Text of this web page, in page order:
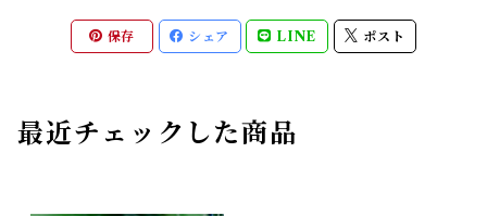
保存 シェア LINE ポスト
最近チェックした商品